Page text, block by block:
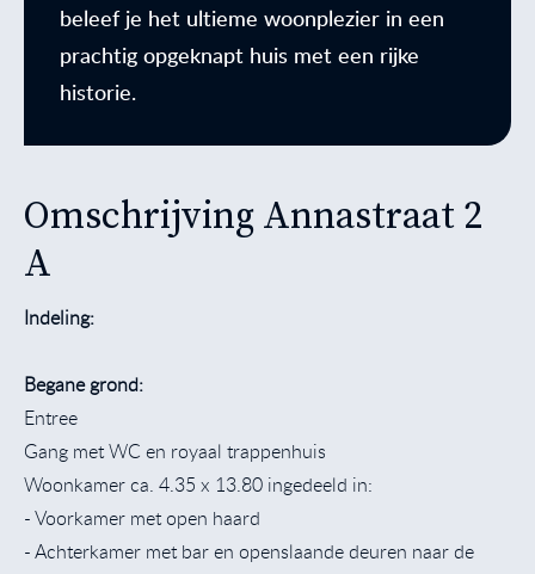
beleef je het ultieme woonplezier in een
prachtig opgeknapt huis met een rijke
historie.
Omschrijving Annastraat 2
A
Indeling:
Begane grond:
Entree
Gang met WC en royaal trappenhuis
Woonkamer ca. 4.35 x 13.80 ingedeeld in:
- Voorkamer met open haard
- Achterkamer met bar en openslaande deuren naar de